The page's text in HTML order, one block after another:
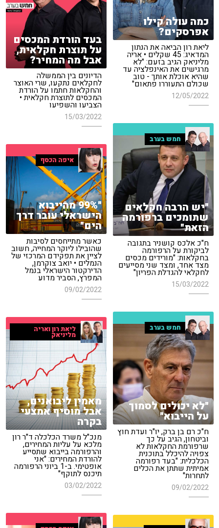
כמה עולה קילו
אפרסקים?
ליאת רון הביאה את הנתון
המדאיג: 45 שקלים • אריה
מליניאק הגיב בזעם: "לא
מרגישים את האינפלציה עד
שהיא אוכלת אותך - טוב
שכולם התעוררו פתאום"
12/05/2022
בעד הורדת המכסים
על תוצרת חקלאית,
אבל מה המחיר?
הדיונים בין הממשלה
לחקלאים נתקעו, שרי האוצר
והחקלאות חתמו על הורדת
המכסים לתוצרת חקלאית •
הצביעו והשפיעו
15/03/2022
חמש בערב
"יש הרבה חקלאים
שתומכים ברפורמה
הזאת"
ח"כ אלכס קושניר בתגובה
לביקורת על הרפורמה
בחקלאות: "מורידים מכסים
מצד אחד, ומצד שני מסייעים
לחקלאי להגדלת הפריון"
15/03/2022
איפה הכסף
"99% מהייבוא
הישראלי עובר דרך
הים"
כאשר מתייחסים לסיבות
שהובילו ליוקר המחייה, חשוב
לציין את תפקידם המרכזי של
הנמלים • יואב צוקרמן,
הדירקטור הישראלי בנמל
המפרץ, הסביר מדוע
09/02/2022
חמש בערב
"לא יכולים לסמוך
על הייבוא"
ח"כ רם בן ברק, יו"ר ועדת חוץ
וביטחון, הגיב על כך
שרפורמת החקלאות לא
צפויה להיכלל בתוכנית
הכלכלית: "בעד רפורמה
אמיתית שתתן את הכלים
לתחרות"
09/02/2022
ליאת רון ואריה
מליניאק
מאמין ליבואנים,
אבל מוסיף אמצעי
בקרה
מנכ"ל משרד הכלכלה ד"ר רון
מלכא על עליות המחירים,
והרפורמה בייבוא שתסייע
להורדת המחירים: "אני
אופטימי. ב-1 ביוני הרפורמה
תיכנס לתוקף"
03/02/2022